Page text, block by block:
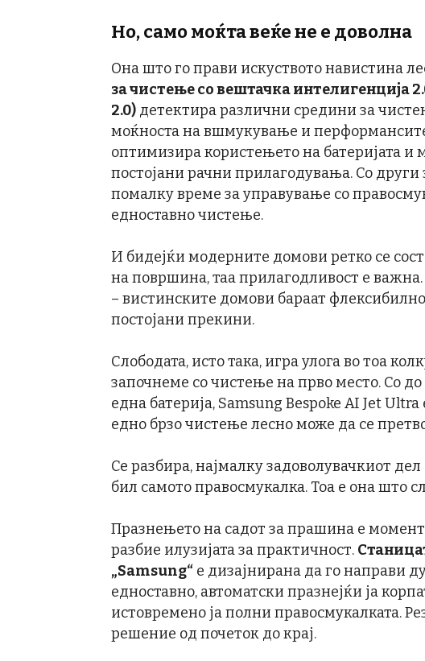
Но, само моќта веќе не е доволна
Она што го прави искуството навистина
за чистење со вештачка интелигенција
2.0) детектира различни средини за
моќноста на вшмукување и перформансите
оптимизира користењето на батеријата и
постојани рачни прилагодувања. Со
помалку време за управување со
едноставно чистење.
И бидејќи модерните домови ретко се
нa површина, таа прилагодливост е
– вистинските домови бараат
постојани прекини.
Слободата, исто така, игра улога во тоа
започнеме со чистење на прво место. Со
една батерија, Samsung Bespoke AI Jet
едно брзо чистење лесно може да се
Се разбира, најмалку задоволувачкиот
бил самото правосмукалка. Тоа е она што
Празнењето на садот за прашина е
разбие илузијата за практичност.
„Samsung“ е дизајнирана да го направи
едноставно, автоматски празнејќи ја
истовремено ја полни правосмукалката.
решение од почеток до крај.